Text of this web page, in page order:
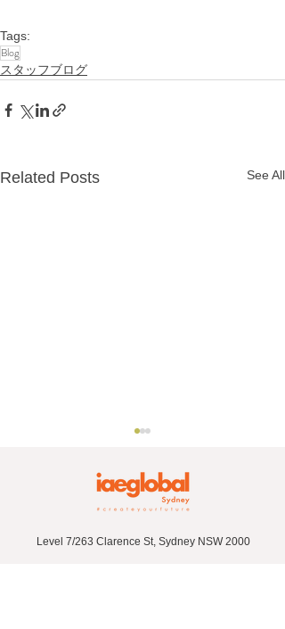
Tags:
Blog
スタッフブログ
Related Posts See All
Level 7/263 Clarence St, Sydney NSW 2000